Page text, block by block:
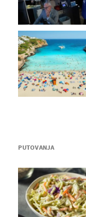
PUTOVANJA